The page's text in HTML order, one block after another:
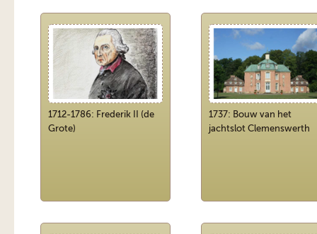
1712-1786: Frederik II (de
Grote)
1737: Bouw van het
jachtslot Clemenswerth